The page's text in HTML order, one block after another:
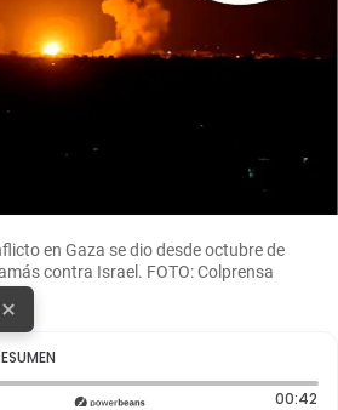
en Gaza se dio desde octubre de
contra Israel. FOTO: Colprensa
×
transcurrido: 0 segundos 00:42